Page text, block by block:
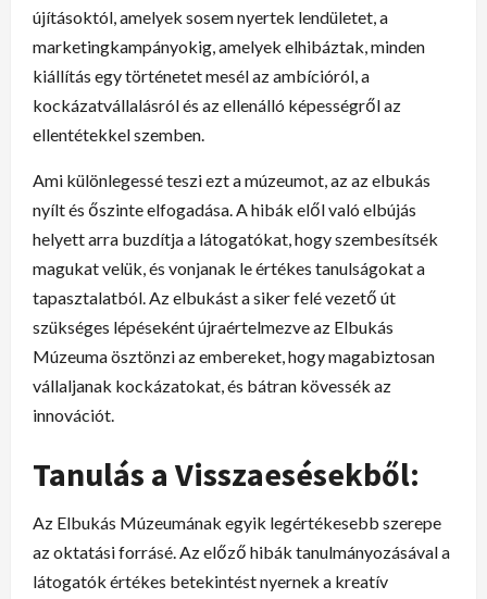
újításoktól, amelyek sosem nyertek lendületet, a
marketingkampányokig, amelyek elhibáztak, minden
kiállítás egy történetet mesél az ambícióról, a
kockázatvállalásról és az ellenálló képességről az
ellentétekkel szemben.
Ami különlegessé teszi ezt a múzeumot, az az elbukás
nyílt és őszinte elfogadása. A hibák elől való elbújás
helyett arra buzdítja a látogatókat, hogy szembesítsék
magukat velük, és vonjanak le értékes tanulságokat a
tapasztalatból. Az elbukást a siker felé vezető út
szükséges lépéseként újraértelmezve az Elbukás
Múzeuma ösztönzi az embereket, hogy magabiztosan
vállaljanak kockázatokat, és bátran kövessék az
innovációt.
Tanulás a Visszaesésekből:
Az Elbukás Múzeumának egyik legértékesebb szerepe
az oktatási forrásé. Az előző hibák tanulmányozásával a
látogatók értékes betekintést nyernek a kreatív